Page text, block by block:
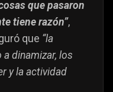
que pasaron
tiene razón”,
que “la
dinamizar, los
y la actividad